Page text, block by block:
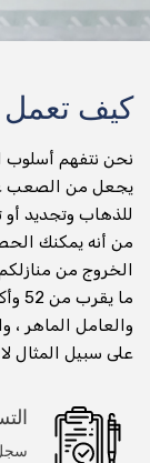
تسليم المواد
تسليم البقالة
صيدلية التسليم
تسليم المياه
استشارة عبر
استشر الطبيب
استشر محاميًا
كيف تعمل
نحن نتفهم أسلوب
يجعل من الصعب
للذهاب وتجديد أو
من أنه يمكنك
ما
والعامل الماهر ،
على سبيل المثال